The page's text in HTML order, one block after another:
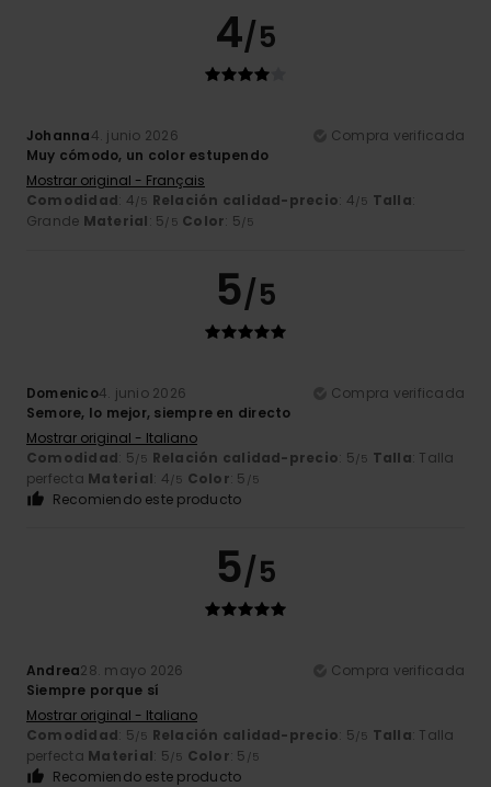
4/5
Johanna4. junio 2026
Compra verificada
Muy cómodo, un color estupendo
Mostrar original - Français
Comodidad: 4/5 Relación calidad-precio: 4/5 Talla:
Grande Material: 5/5 Color: 5/5
5/5
Domenico4. junio 2026
Compra verificada
Semore, lo mejor, siempre en directo
Mostrar original - Italiano
Comodidad: 5/5 Relación calidad-precio: 5/5 Talla: Talla
perfecta Material: 4/5 Color: 5 /5
Recomiendo este producto
5/5
Andrea28. mayo 2026
Compra verificada
Siempre porque sí
Mostrar original - Italiano
Comodidad: 5/5 Relación calidad-precio: 5/5 Talla: Talla
perfecta Material: 5/5 Color: 5 /5
Recomiendo este producto